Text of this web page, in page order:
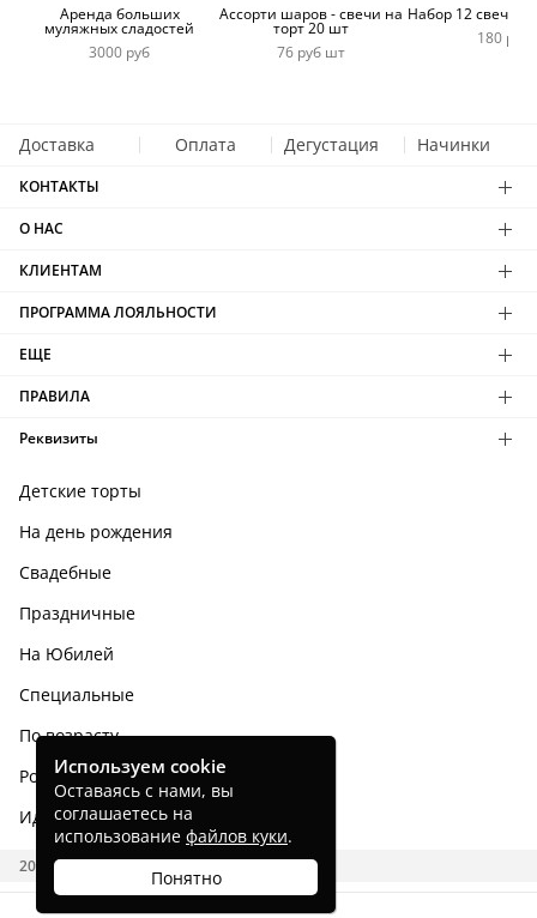
Аренда больших
муляжных сладостей
3000 руб
Ассорти шаров - свечи на
торт 20 шт
76 руб шт
Набор 12 свечей
180 руб
Доставка Оплата Дегустация Начинки
КОНТАКТЫ
О НАС
КЛИЕНТАМ
ПРОГРАММА ЛОЯЛЬНОСТИ
ЕЩЕ
ПРАВИЛА
Реквизиты
Детские торты
На день рождения
Свадебные
Праздничные
На Юбилей
Специальные
По возрасту
Родным и близким
Идеи тортов
2026 CAKES.RU
Используем cookie
Оставаясь с нами, вы
соглашаетесь на
использование файлов куки.
Понятно